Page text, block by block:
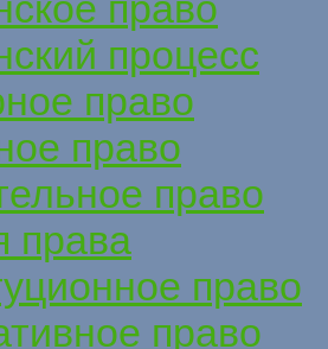
процесс
право
право
право
права
право
право